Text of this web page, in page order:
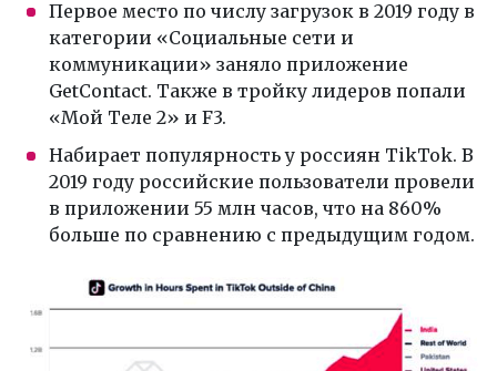
Первое место по числу загрузок в 2019 году в
категории «Социальные сети и
коммуникации» заняло приложение
GetContact. Также в тройку лидеров попали
«Мой Теле 2» и F3.
Набирает популярность у россиян TikTok. В
2019 году российские пользователи провели
в приложении 55 млн часов, что на 860%
больше по сравнению с предыдущим годом.